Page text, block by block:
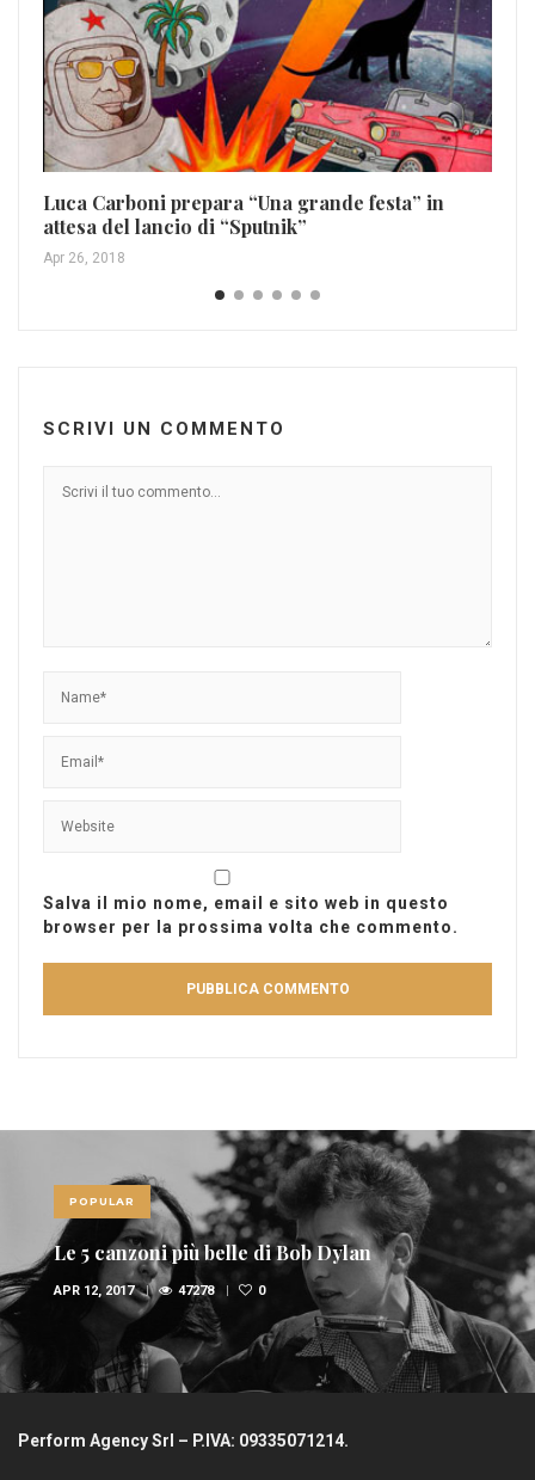
Luca Carboni prepara “Una grande festa” in
attesa del lancio di “Sputnik”
Apr 26, 2018
SCRIVI UN COMMENTO
Salva il mio nome, email e sito web in questo
browser per la prossima volta che commento.
POPULAR
Le 5 canzoni più belle di Bob Dylan
APR 12, 2017 47278 0
Perform Agency Srl – P.IVA: 09335071214.